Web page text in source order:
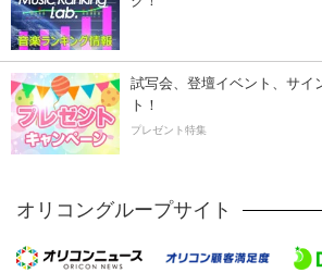
試写会、登壇イベント、サイ
ト！
プレゼント特集
オリコングループサイト